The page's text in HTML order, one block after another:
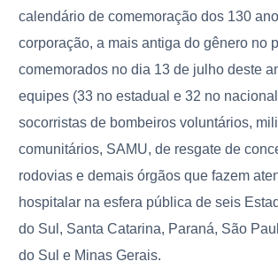
calendário de comemoração dos 130
corporação, a mais antiga do gênero no
comemorados no dia 13 de julho deste
equipes (33 no estadual e 32 no
socorristas de bombeiros voluntários,
comunitários, SAMU, de resgate de
rodovias e demais órgãos que fazem
hospitalar na esfera pública de seis
do Sul, Santa Catarina, Paraná, São
do Sul e Minas Gerais.